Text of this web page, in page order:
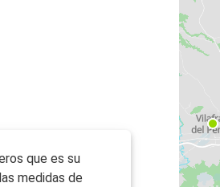
que es su
medidas de